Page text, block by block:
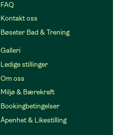
FAQ
Kontakt oss
Bøseter Bad & Trening
Galleri
Ledige stillinger
Om oss
Miljø & Bærekraft
Bookingbetingelser
Åpenhet & Likestilling